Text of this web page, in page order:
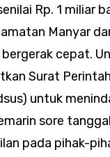
Rp. 1 miliar
Manyar
bergerak cepat.
Surat
untuk
sore
pada pihak-